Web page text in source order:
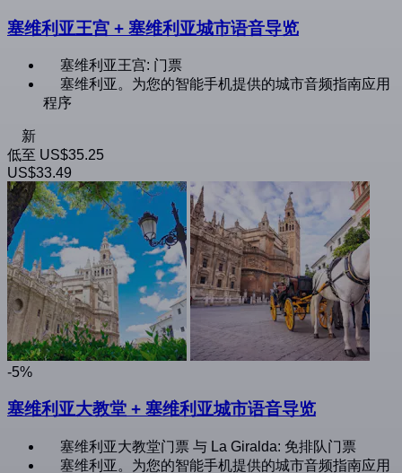
塞维利亚王宫 + 塞维利亚城市语音导览
塞维利亚王宫: 门票
塞维利亚。为您的智能手机提供的城市音频指南应用
程序
新
低至 US$35.25
US$33.49
-5%
塞维利亚大教堂 + 塞维利亚城市语音导览
塞维利亚大教堂门票 与 La Giralda: 免排队门票
塞维利亚。为您的智能手机提供的城市音频指南应用